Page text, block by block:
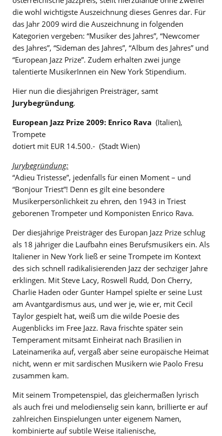
die wohl wichtigste Auszeichnung dieses Genres dar. Für
das Jahr 2009 wird die Auszeichnung in folgenden
Kategorien vergeben: “Musiker des Jahres”, “Newcomer
des Jahres”, “Sideman des Jahres”, “Album des Jahres” und
“European Jazz Prize”. Zudem erhalten zwei junge
talentierte MusikerInnen ein New York Stipendium.
Hier nun die diesjährigen Preisträger, samt
Jurybegründung.
European Jazz Prize 2009: Enrico Rava (Italien),
Trompete
dotiert mit EUR 14.500.- (Stadt Wien)
Jurybegründung:
“Adieu Tristesse”, jedenfalls für einen Moment – und
“Bonjour Triest”! Denn es gilt eine besondere
Musikerpersönlichkeit zu ehren, den 1943 in Triest
geborenen Trompeter und Komponisten Enrico Rava.
Der diesjährige Preisträger des Europan Jazz Prize schlug
als 18 jähriger die Laufbahn eines Berufsmusikers ein. Als
Italiener in New York ließ er seine Trompete im Kontext
des sich schnell radikalisierenden Jazz der sechziger Jahre
erklingen. Mit Steve Lacy, Roswell Rudd, Don Cherry,
Charlie Haden oder Gunter Hampel spielte er seine Lust
am Avantgardismus aus, und wer je, wie er, mit Cecil
Taylor gespielt hat, weiß um die wilde Poesie des
Augenblicks im Free Jazz. Rava frischte später sein
Temperament mitsamt Einheirat nach Brasilien in
Lateinamerika auf, vergaß aber seine europäische Heimat
nicht, wenn er mit sardischen Musikern wie Paolo Fresu
zusammen kam.
Mit seinem Trompetenspiel, das gleichermaßen lyrisch
als auch frei und melodienselig sein kann, brillierte er auf
zahlreichen Einspielungen unter eigenem Namen,
kombinierte auf subtile Weise italienische,